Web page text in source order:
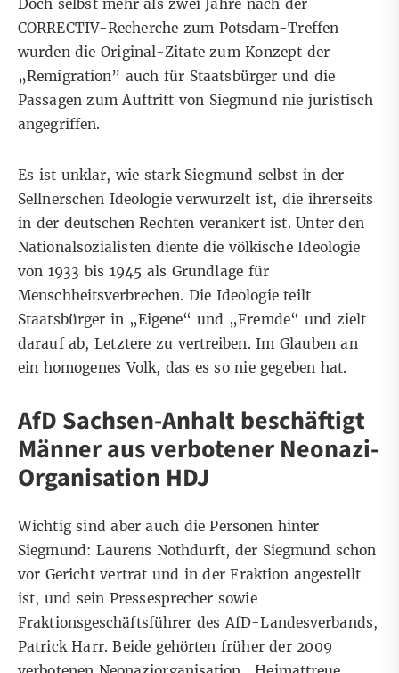
Doch selbst mehr als zwei Jahre nach der
CORRECTIV-Recherche zum Potsdam-Treffen
wurden die Original-Zitate zum Konzept der
„Remigration” auch für Staatsbürger und die
Passagen zum Auftritt von Siegmund niejuristisch
angegriffen.
Es ist unklar, wie stark Siegmund selbst in der
Sellnerschen Ideologie verwurzelt ist, die ihrerseits
in der deutschen Rechten verankert ist. Unter den
Nationalsozialisten diente die völkische Ideologie
von 1933 bis 1945 als Grundlage für
Menschheitsverbrechen. Die Ideologie teilt
Staatsbürger in „Eigene“ und „Fremde“ und zielt
darauf ab, Letztere zu vertreiben. Im Glauben an
ein homogenes Volk, das es so nie gegeben hat.
AfD Sachsen-Anhalt beschäftigt
Männer aus verbotener Neonazi-
Organisation HDJ
Wichtig sind aber auch die Personen hinter
Siegmund: Laurens Nothdurft, der Siegmund schon
vor Gericht vertrat und in der Fraktion angestellt
ist, und sein Pressesprecher sowie
Fraktionsgeschäftsführer des AfD-Landesverbands,
Patrick Harr. Beide gehörten früher der 2009